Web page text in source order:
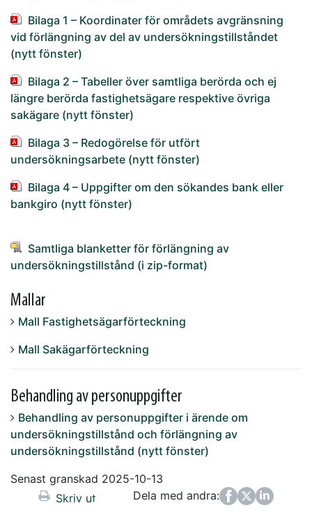
Bilaga 1 – Koordinater för områdets avgränsning
vid förlängning av del av undersökningstillståndet
(nytt fönster)
Bilaga 2 – Tabeller över samtliga berörda och ej
längre berörda fastighetsägare respektive övriga
sakägare (nytt fönster)
Bilaga 3 – Redogörelse för utfört
undersökningsarbete (nytt fönster)
Bilaga 4 – Uppgifter om den sökandes bank eller
bankgiro (nytt fönster)
Samtliga blanketter för förlängning av
undersökningstillstånd (i zip-format)
Mallar
Mall Fastighetsägarförteckning
Mall Sakägarförteckning
Behandling av personuppgifter
Behandling av personuppgifter i ärende om
undersökningstillstånd och förlängning av
undersökningstillstånd (nytt fönster)
Senast granskad 2025-10-13
Skriv ut
Dela med andra:
FacebookTwitter
LinkedIn